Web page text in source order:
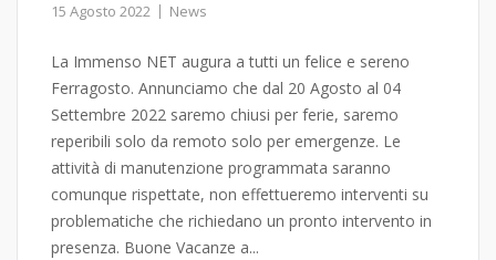
15 Agosto 2022 News
La Immenso NET augura a tutti un felice e sereno
Ferragosto. Annunciamo che dal 20 Agosto al 04
Settembre 2022 saremo chiusi per ferie, saremo
reperibili solo da remoto solo per emergenze. Le
attività di manutenzione programmata saranno
comunque rispettate, non effettueremo interventi su
problematiche che richiedano un pronto intervento in
presenza. Buone Vacanze a...